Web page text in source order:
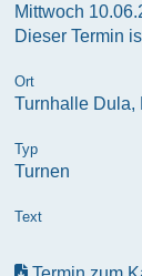
Mittwoch
Dieser Termin
Ort
Turnhalle Dula,
Typ
Turnen
Text